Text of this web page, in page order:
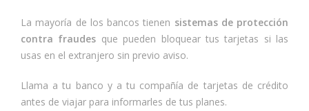
La mayoría de los bancos tienen sistemas de protección
contra fraudes que pueden bloquear tus tarjetas si las
usas en el extranjero sin previo aviso.
Llama a tu banco y a tu compañía de tarjetas de crédito
antes de viajar para informarles de tus planes.